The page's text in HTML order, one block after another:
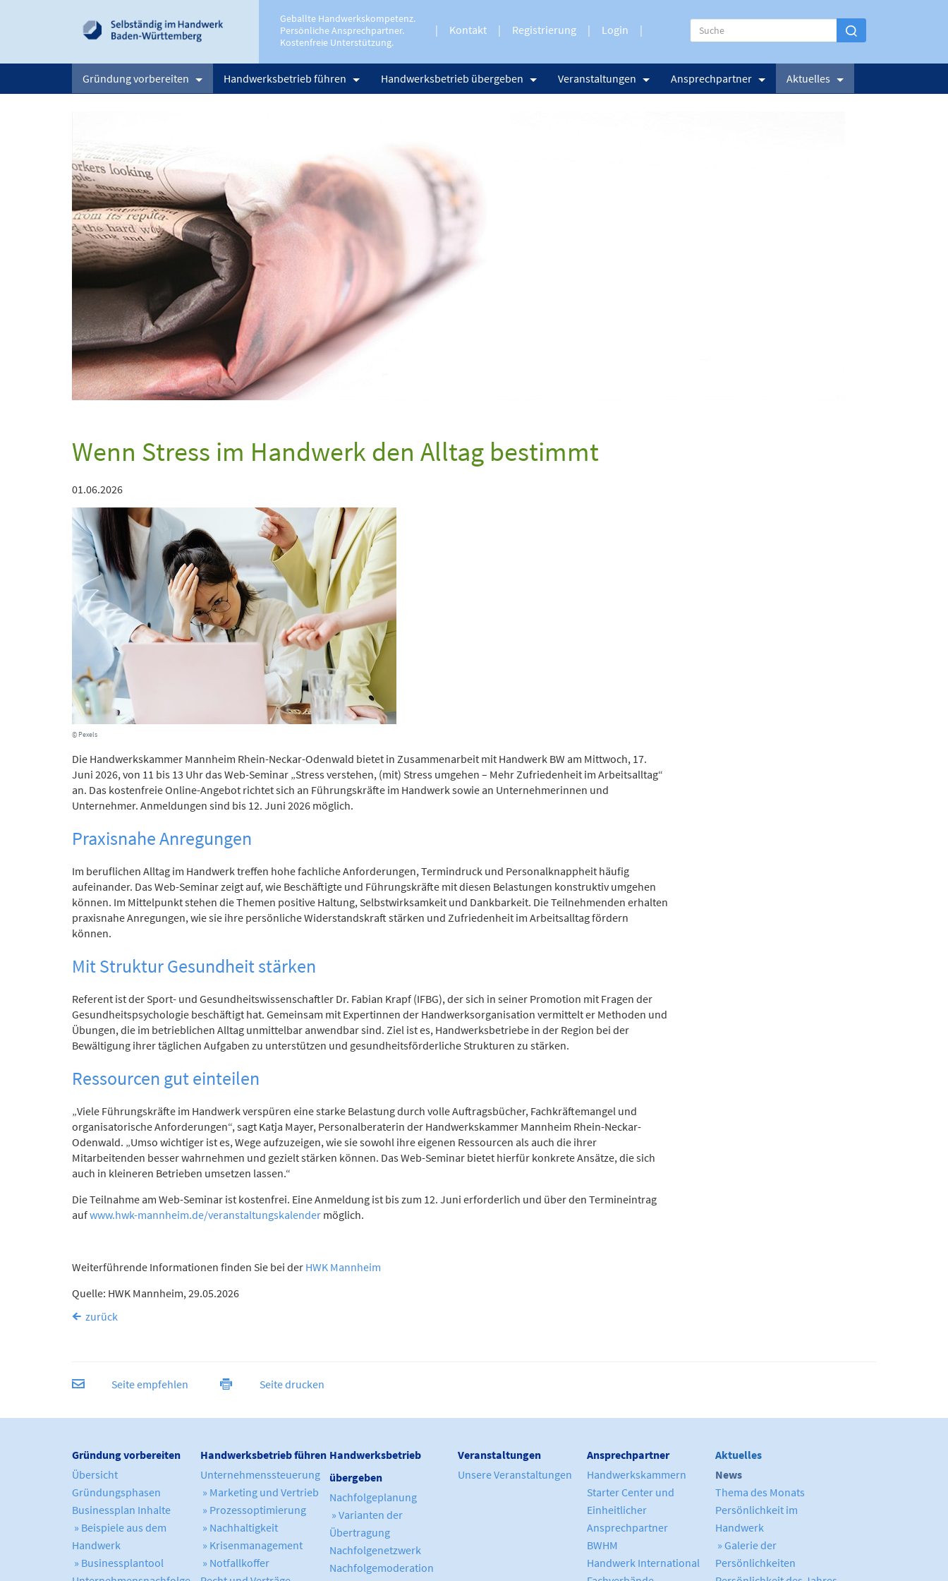
Geballte Handwerkskompetenz.
Persönliche Ansprechpartner.
Kostenfreie Unterstützung.
Kontakt Registrierung Login
Gründung vorbereiten Handwerksbetrieb führen Handwerksbetrieb übergeben Veranstaltungen Ansprechpartner Aktuelles
Wenn Stress im Handwerk den Alltag bestimmt
01.06.2026
© Pexels
Die Handwerkskammer Mannheim Rhein-Neckar-Odenwald bietet in Zusammenarbeit mit Handwerk BW am Mittwoch, 17.
Juni 2026, von 11 bis 13 Uhr das Web-Seminar „Stress verstehen, (mit) Stress umgehen – Mehr Zufriedenheit im Arbeitsalltag“
an. Das kostenfreie Online-Angebot richtet sich an Führungskräfte im Handwerk sowie an Unternehmerinnen und
Unternehmer. Anmeldungen sind bis 12. Juni 2026 möglich.
Praxisnahe Anregungen
Im beruflichen Alltag im Handwerk treffen hohe fachliche Anforderungen, Termindruck und Personalknappheit häufig
aufeinander. Das Web-Seminar zeigt auf, wie Beschäftigte und Führungskräfte mit diesen Belastungen konstruktiv umgehen
können. Im Mittelpunkt stehen die Themen positive Haltung, Selbstwirksamkeit und Dankbarkeit. Die Teilnehmenden erhalten
praxisnahe Anregungen, wie sie ihre persönliche Widerstandskraft stärken und Zufriedenheit im Arbeitsalltag fördern
können.
Mit Struktur Gesundheit stärken
Referent ist der Sport- und Gesundheitswissenschaftler Dr. Fabian Krapf (IFBG), der sich in seiner Promotion mit Fragen der
Gesundheitspsychologie beschäftigt hat. Gemeinsam mit Expertinnen der Handwerksorganisation vermittelt er Methoden und
Übungen, die im betrieblichen Alltag unmittelbar anwendbar sind. Ziel ist es, Handwerksbetriebe in der Region bei der
Bewältigung ihrer täglichen Aufgaben zu unterstützen und gesundheitsförderliche Strukturen zu stärken.
Ressourcen gut einteilen
„Viele Führungskräfte im Handwerk verspüren eine starke Belastung durch volle Auftragsbücher, Fachkräftemangel und
organisatorische Anforderungen“, sagt Katja Mayer, Personalberaterin der Handwerkskammer Mannheim Rhein-Neckar-
Odenwald. „Umso wichtiger ist es, Wege aufzuzeigen, wie sie sowohl ihre eigenen Ressourcen als auch die ihrer
Mitarbeitenden besser wahrnehmen und gezielt stärken können. Das Web-Seminar bietet hierfür konkrete Ansätze, die sich
auch in kleineren Betrieben umsetzen lassen.“
Die Teilnahme am Web-Seminar ist kostenfrei. Eine Anmeldung ist bis zum 12. Juni erforderlich und über den Termineintrag
aufwww.hwk-mannheim.de/veranstaltungskalender möglich.
Weiterführende Informationen finden Sie bei der HWK Mannheim
Quelle: HWK Mannheim, 29.05.2026
zurück
Seite empfehlen Seite drucken
Gründung vorbereiten
Übersicht
Gründungsphasen
Businessplan Inhalte
» Beispiele aus dem
Handwerk
» Businessplantool
Handwerksbetrieb führen
Unternehmenssteuerung
» Marketing und Vertrieb
» Prozessoptimierung
» Nachhaltigkeit
» Krisenmanagement
» Notfallkoffer
Handwerksbetrieb
übergeben
Nachfolgeplanung
» Varianten der
Übertragung
Nachfolgenetzwerk
Nachfolgemoderation
Veranstaltungen
Unsere Veranstaltungen
Ansprechpartner
Handwerkskammern
Starter Center und
Einheitlicher
Ansprechpartner
BWHM
Handwerk International
Aktuelles
News
Thema des Monats
Persönlichkeit im
Handwerk
» Galerie der
Persönlichkeiten